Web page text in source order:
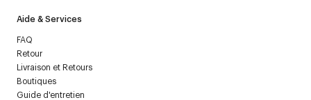
Aide & Services
FAQ
Retour
Livraison et Retours
Boutiques
Guide d'entretien